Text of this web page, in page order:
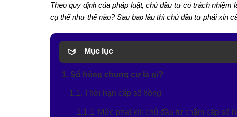
Theo quy định của pháp luật, chủ đầu tư có trách
cụ thể như thế nào? Sau bao lâu thì chủ đầu tư phải xin
Mục lục
1. Sổ hồng chung cư là gì?
1.1. Thời hạn cấp sổ hồng
1.1.1. Mức phạt khi chủ đầu tư chậm cấp sổ